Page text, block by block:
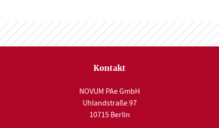
Kontakt
NOVUM PAe GmbH
Uhlandstraße 97
10715 Berlin